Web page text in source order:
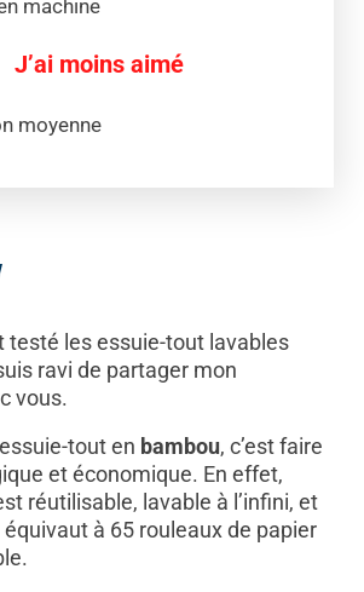
machine
J’ai moins aimé
moyenne
testé les essuie-tout lavables
ravi de partager mon
vous.
tout en bambou, c’est faire
et économique. En effet,
réutilisable, lavable à l’infini, et
à 65 rouleaux de papier